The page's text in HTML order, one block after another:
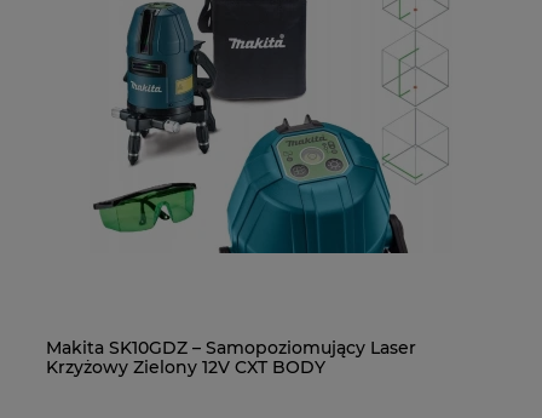
Makita SK10GDZ – Samopoziomujący Laser
Krzyżowy Zielony 12V CXT BODY